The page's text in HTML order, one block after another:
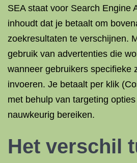
SEA staat voor Search Engine
inhoudt dat je betaalt om
zoekresultaten te verschijnen.
gebruik van advertenties die
wanneer gebruikers specifieke
invoeren. Je betaalt per klik
met behulp van targeting
nauwkeurig bereiken.
Het verschil